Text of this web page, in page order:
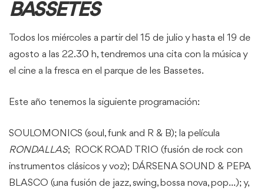
BASSETES
Todos los miércoles a partir del 15 de julio y hasta el 19 de
agosto a las 22.30 h, tendremos una cita con la música y
el cine a la fresca en el parque de les Bassetes.
Este año tenemos la siguiente programación:
SOULOMONICS (soul, funk and R & B); la película
RONDALLAS; ROCK ROAD TRIO (fusión de rock con
instrumentos clásicos y voz); DÁRSENA SOUND & PEPA
BLASCO (una fusión de jazz, swing, bossa nova, pop…); y,